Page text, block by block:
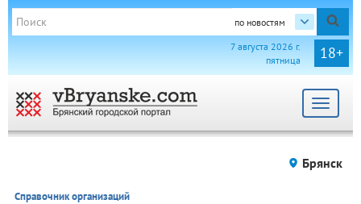
по новостям
18+
7 августа 2026 г.
пятница
Toggle
Брянск
Справочник организаций